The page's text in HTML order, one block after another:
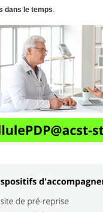
dans le temps.